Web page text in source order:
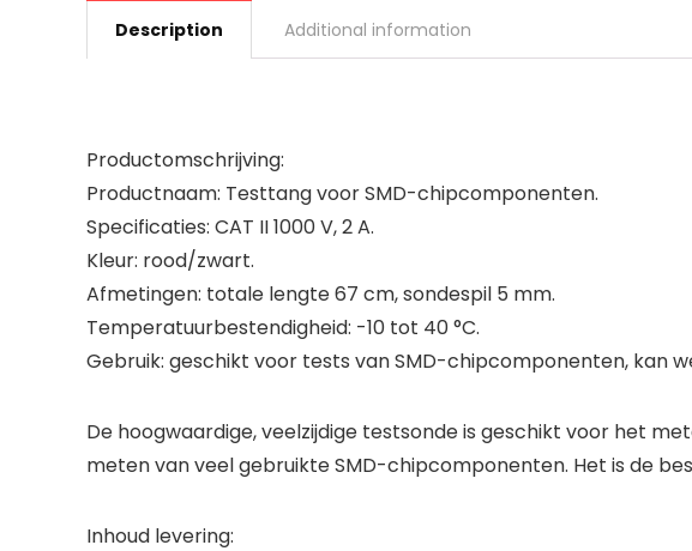
Description Additional information
Productomschrijving:
Productnaam: Testtang voor SMD-chipcomponenten.
Specificaties: CAT II 1000 V, 2 A.
Kleur: rood/zwart.
Afmetingen: totale lengte 67 cm, sondespil 5 mm.
Temperatuurbestendigheid: -10 tot 40 °C.
Gebruik: geschikt voor tests van SMD-chipcomponenten, kan
De hoogwaardige, veelzijdige testsonde is geschikt voor het
meten van veel gebruikte SMD-chipcomponenten. Het is de
Inhoud levering: